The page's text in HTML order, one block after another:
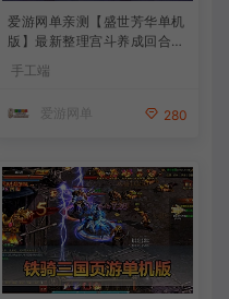
爱游网单亲测【盛世芳华单机
版】最新整理宫斗养成回合抽
一键端视频教学+linux手工外
手工端
爱游网单 280